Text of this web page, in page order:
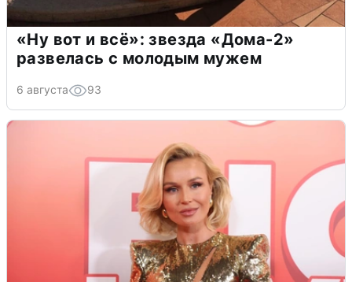
«Ну вот и всё»: звезда «Дома-2»
развелась с молодым мужем
6 августа 93